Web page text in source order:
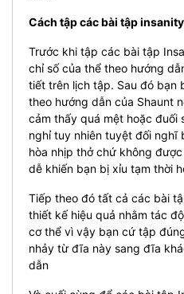
Cách tập các bài tập
Trước khi tập các bài tập
chỉ số của thể theo hướng
tiết trên lịch tập. Sau đó bạn
theo hướng dẫn của Shaunt
cảm thấy quá mệt hoặc đuối
nghỉ tuy nhiên tuyệt đối nghĩ
hòa nhịp thở chứ không
dễ khiến bạn bị xỉu tạm thời
Tiếp theo đó tất cả các bài
thiết kế hiệu quả nhằm tác
cơ thể vì vậy bạn cứ tập
nhảy từ đĩa này sang đĩa
dẫn